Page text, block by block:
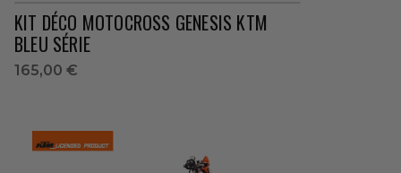
KIT DÉCO MOTOCROSS GENESIS KTM
BLEU SÉRIE
165,00 €